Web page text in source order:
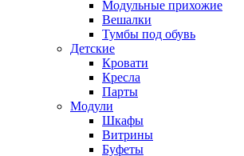
Модульные прихожие
Вешалки
Тумбы под обувь
Детские
Кровати
Кресла
Парты
Модули
Шкафы
Витрины
Буфеты